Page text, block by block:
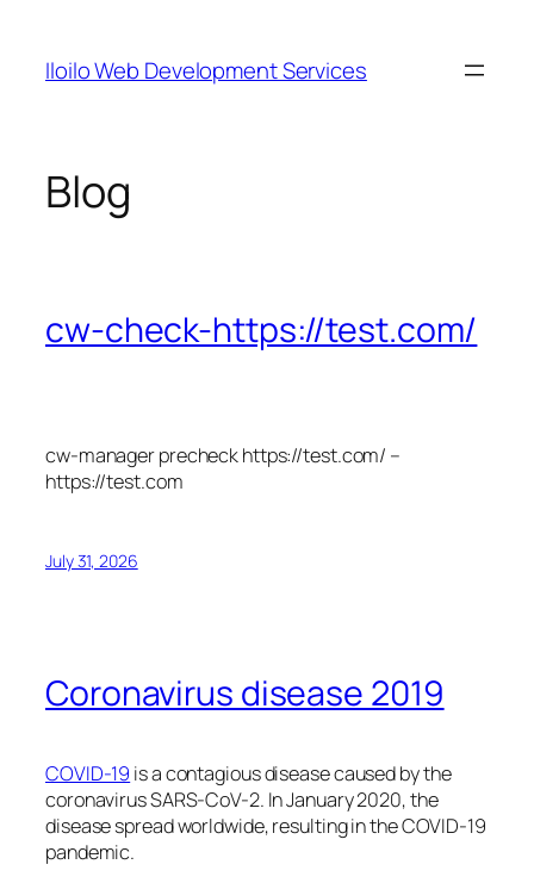
content
Iloilo Web Development Services
Blog
cw-check-https://test.com/
cw-manager precheck https://test.com/ –
https://test.com
July 31, 2026
Coronavirus disease 2019
COVID-19 is a contagious disease caused by the
coronavirus SARS-CoV-2. In January 2020, the
disease spread worldwide, resulting in the COVID-19
pandemic.